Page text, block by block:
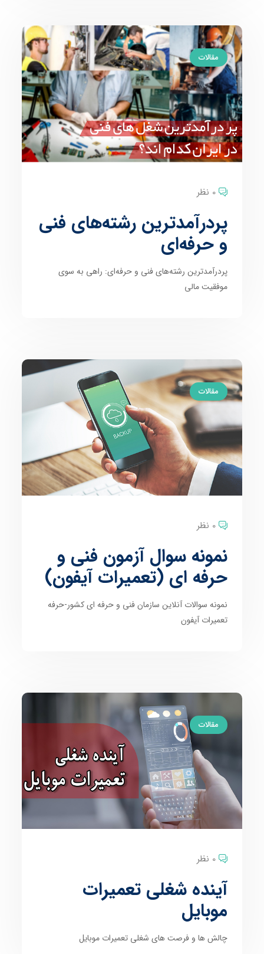
مقالات
0 نظر
پردرآمدترین رشته‌های فنی
و حرفه‌ای
پردرآمدترین رشته‌های فنی و حرفه‌ای: راهی به سوی
موفقیت مالی
مقالات
0 نظر
نمونه سوال آزمون فنی و
حرفه ای (تعمیرات آیفون)
نمونه سوالات آنلاین سازمان فنی و حرفه ای کشور-حرفه
تعمیرات آیفون
مقالات
0 نظر
آینده شغلی تعمیرات
موبایل
چالش ها و فرصت های شغلی تعمیرات موبایل